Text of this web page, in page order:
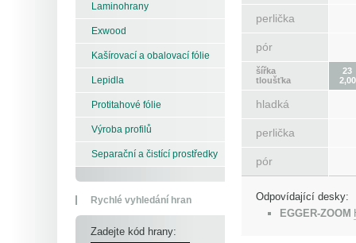
Laminohrany
Exwood
Kašírovací a obalovací fólie
Lepidla
Protitahové fólie
Výroba profilů
Separační a čistící prostředky
Rychlé vyhledání hran
Zadejte kód hrany:
perlička
pór
šířka
tloušťka
23
2,00
hladká
perlička
pór
Odpovídající desky:
EGGER-ZOOM